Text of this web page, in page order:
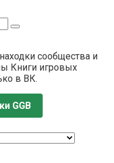
сообщества и
Книги игровых
в ВК.
GGB